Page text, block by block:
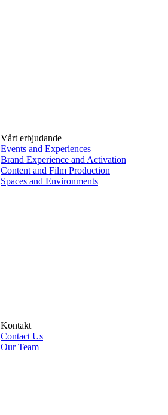
Vårt erbjudande
Events and Experiences
Brand Experience and Activation
Content and Film Production
Spaces and Environments
Kontakt
Contact Us
Our Team